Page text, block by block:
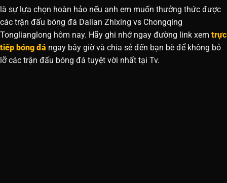
là sự lựa chọn hoàn hảo nếu anh em muốn thưởng thức được
các trận đấu bóng đá Dalian Zhixing vs Chongqing
Tonglianglong hôm nay. Hãy ghi nhớ ngay đường link xem trực
tiếp bóng đá ngay bây giờ và chia sẻ đến bạn bè để không bỏ
lỡ các trận đấu bóng đá tuyệt vời nhất tại Tv.